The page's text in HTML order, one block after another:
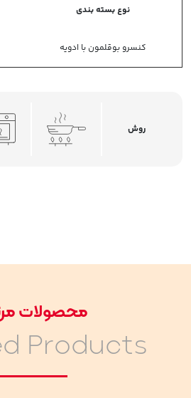
نوع بسته بندی
کنسرو بوقلمون با ادویه
روش
محصولات
Products